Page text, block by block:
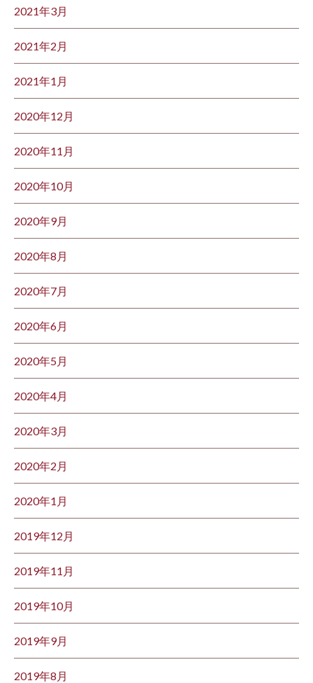
2021年3月
2021年2月
2021年1月
2020年12月
2020年11月
2020年10月
2020年9月
2020年8月
2020年7月
2020年6月
2020年5月
2020年4月
2020年3月
2020年2月
2020年1月
2019年12月
2019年11月
2019年10月
2019年9月
2019年8月